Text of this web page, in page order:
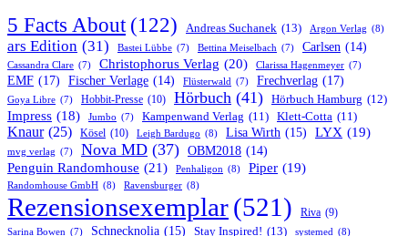
Küche
zum
Genießen“
von
Doris
Muliar
5 Facts About (122) Andreas Suchanek (13) Argon Verlag (8)
ars Edition (31) Bastei Lübbe (7) Bettina Meiselbach (7) Carlsen (14)
Cassandra Clare (7) Christophorus Verlag (20) Clarissa Hagenmeyer (7)
EMF (17) Fischer Verlage (14) Flüsterwald (7) Frechverlag (17)
Goya Libre (7) Hobbit-Presse (10) Hörbuch (41) Hörbuch Hamburg (12)
Impress (18) Jumbo (7) Kampenwand Verlag (11) Klett-Cotta (11)
Knaur (25) Kösel (10) Leigh Bardugo (8) Lisa Wirth (15) LYX (19)
mvg verlag (7) Nova MD (37) OBM2018 (14)
Penguin Randomhouse (21) Penhaligon (8) Piper (19)
Randomhouse GmbH (8) Ravensburger (8)
Rezensionsexemplar(521) Riva (9)
Sarina Bowen (7) Schnecknolia (15) Stay Inspired! (13) systemed (8)